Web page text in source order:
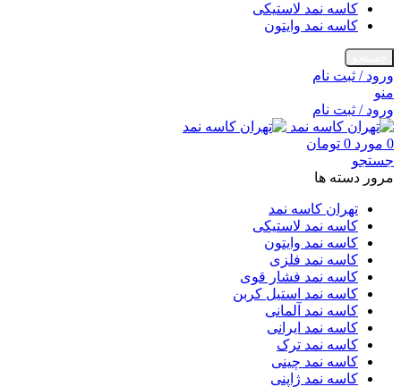
کاسه نمد لاستیکی
کاسه نمد وایتون
ورود / ثبت نام
منو
ورود / ثبت نام
0 مورد 0 تومان
جستجو
مرور دسته ها
تهران کاسه نمد
کاسه نمد لاستیکی
کاسه نمد وایتون
کاسه نمد فلزی
کاسه نمد فشار قوی
کاسه نمد استیل کربن
کاسه نمد آلمانی
کاسه نمد ایرانی
کاسه نمد ترک
کاسه نمد چینی
کاسه نمد ژاپنی